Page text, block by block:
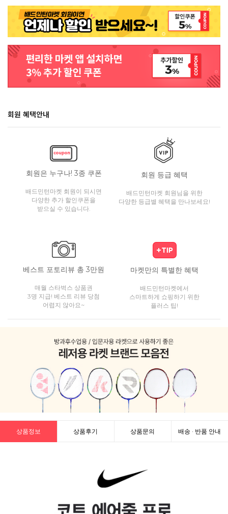
회원 혜택안내
회원은 누구나! 3종 쿠폰
배드민턴마켓 회원이 되시면
다양한 추가 할인쿠폰을
받으실 수 있습니다.
회원 등급 혜택
배드민턴마켓 회원님을 위한
다양한 등급별 혜택을 만나보세요!
베스트 포토리뷰 총 3만원
매월 스타벅스 상품권
3명 지급! 베스트 리뷰 당첨
어렵지 않아요~
마켓만의 특별한 혜택
배드민턴마켓에서
스마트하게 쇼핑하기 위한
플러스 팁!
상품정보 상품후기 상품문의 배송 · 반품 안내